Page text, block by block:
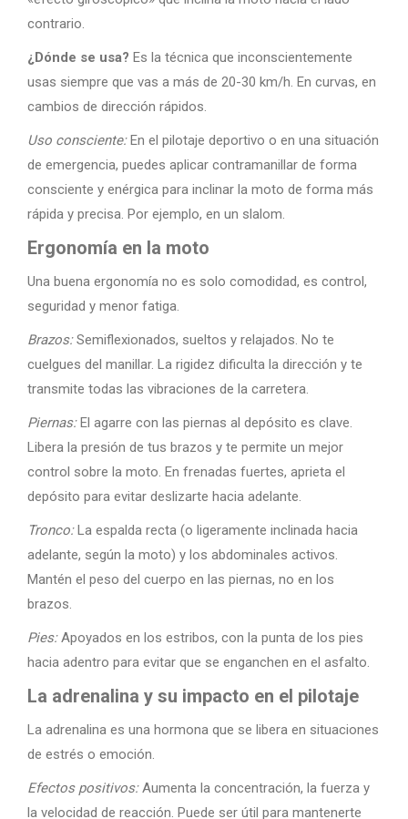
contrario.
¿Dónde se usa? Es la técnica que inconscientemente
usas siempre que vas a más de 20-30 km/h. En curvas, en
cambios de dirección rápidos.
Uso consciente:En el pilotaje deportivo o en una situación
de emergencia, puedes aplicar contramanillar de forma
consciente y enérgica para inclinar la moto de forma más
rápida y precisa. Por ejemplo, en un slalom.
Ergonomía en la moto
Una buena ergonomía no es solo comodidad, es control,
seguridad y menor fatiga.
Brazos:Semiflexionados, sueltos y relajados. No te
cuelgues del manillar. La rigidez dificulta la dirección y te
transmite todas las vibraciones de la carretera.
Piernas:El agarre con las piernas al depósito es clave.
Libera la presión de tus brazos y te permite un mejor
control sobre la moto. En frenadas fuertes, aprieta el
depósito para evitar deslizarte hacia adelante.
Tronco:La espalda recta (o ligeramente inclinada hacia
adelante, según la moto) y los abdominales activos.
Mantén el peso del cuerpo en las piernas, no en los
brazos.
Pies:Apoyados en los estribos, con la punta de los pies
hacia adentro para evitar que se enganchen en el asfalto.
La adrenalina y su impacto en el pilotaje
La adrenalina es una hormona que se libera en situaciones
de estrés o emoción.
Efectos positivos:Aumenta la concentración, la fuerza y
la velocidad de reacción. Puede ser útil para mantenerte